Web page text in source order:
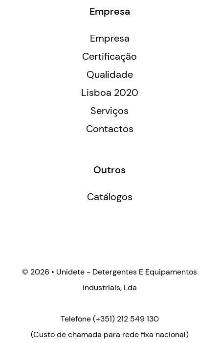
Empresa
Empresa
Certificação
Qualidade
Lisboa 2020
Serviços
Contactos
Outros
Catálogos
© 2026 • Unidete - Detergentes E Equipamentos
Industriais, Lda
Telefone(+351) 212 549 130
(Custo de chamada para rede fixa nacional)